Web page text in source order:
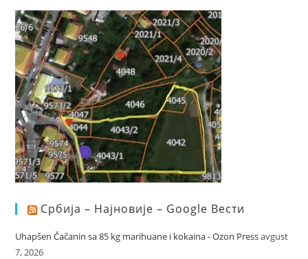
Србија – Најновије – Google Вести
Uhapšen Čačanin sa 85 kg marihuane i kokaina - Ozon Pressavgust
7, 2026